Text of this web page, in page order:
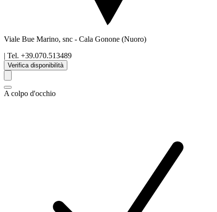
Viale Bue Marino, snc - Cala Gonone (Nuoro)
| Tel. +39.070.513489
Verifica disponibilità
A colpo d'occhio